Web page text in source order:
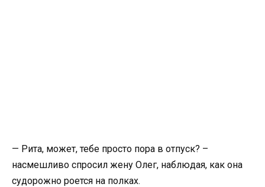
— Рита, может, тебе просто пора в отпуск? –
насмешливо спросил жену Олег, наблюдая, как она
судорожно роется на полках.